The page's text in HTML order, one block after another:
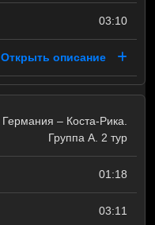
03:10
Открыть описание
Германия – Коста-Рика.
Группа A. 2 тур
01:18
03:11